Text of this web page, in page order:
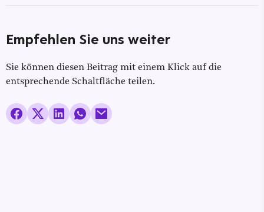
Empfehlen Sie uns weiter
Sie können diesen Beitrag mit einem Klick auf die
entsprechende Schaltfläche teilen.